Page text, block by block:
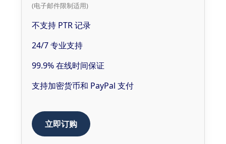
(电子邮件限制适用)
不支持 PTR 记录
24/7 专业支持
99.9% 在线时间保证
支持加密货币和 PayPal 支付
立即订购